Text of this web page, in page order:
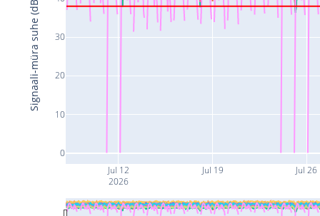
Jul 12
2026
Jul 19 Jul 26
0
10
20
30
Signaali-müra suhe (dB)